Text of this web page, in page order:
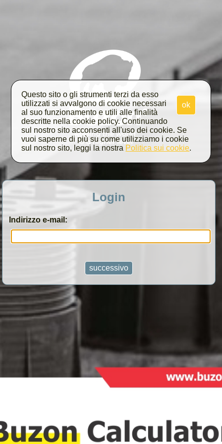
Login
Indirizzo e-mail:
ok
Questo sito o gli strumenti terzi da esso
utilizzati si avvalgono di cookie necessari
al suo funzionamento e utili alle finalità
descritte nella cookie policy. Continuando
sul nostro sito acconsenti all'uso dei cookie. Se
vuoi saperne di più su come utilizziamo i cookie
sul nostro sito, leggi la nostra Politica sui cookie.